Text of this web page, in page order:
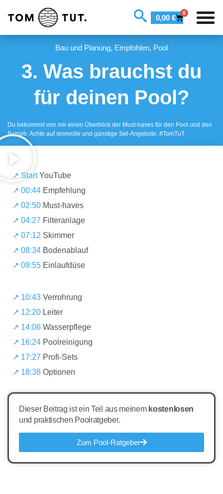
0,00 €
0
Bau und Planung, Empfohlen, Pool
3. Was brauchst du
für deinen Pool?
Du bekommst von mir einen Überblick der Must-haves für den Pool und den
Betrieb. Achte auf sinnvolle und günstige Set-Angebote. #TomTuT
↗️ StartYouTube
↗️ 00:44 Empfehlung
↗️ 02:50 Must-haves
↗️ 04:27 Filteranlage
↗️ 07:12 Skimmer
↗️ 08:34 Bodenablauf
↗️ 09:55 Einlaufdüse
↗️ 10:43 Verrohrung
↗️ 12:20 Leiter
↗️ 14:06 Wasserpflege
↗️ 16:24 Poolreinigung
↗️ 17:27 Profi-Sets
↗️ 18:38 Optionen
Dieser Beitrag ist ein Teil aus meinem kostenlosen
und praktischen Poolratgeber.
Zum Pool-Ratgeber